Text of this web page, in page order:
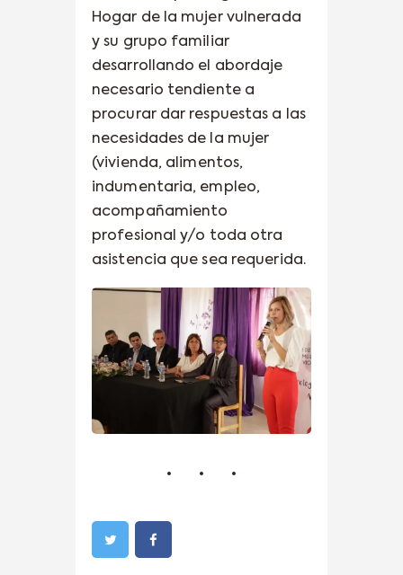
Hogar de la mujer vulnerada
y su grupo familiar
desarrollando el abordaje
necesario tendiente a
procurar dar respuestas a las
necesidades de la mujer
(vivienda, alimentos,
indumentaria, empleo,
acompañamiento
profesional y/o toda otra
asistencia que sea requerida.